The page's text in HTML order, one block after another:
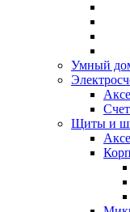
Умный
Щиты и